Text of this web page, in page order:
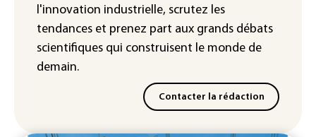
Royaume-Uni
l'innovation industrielle, scrutez les
tendances et prenez part aux grands débats
scientifiques qui construisent le monde de
demain.
Contacter la rédaction